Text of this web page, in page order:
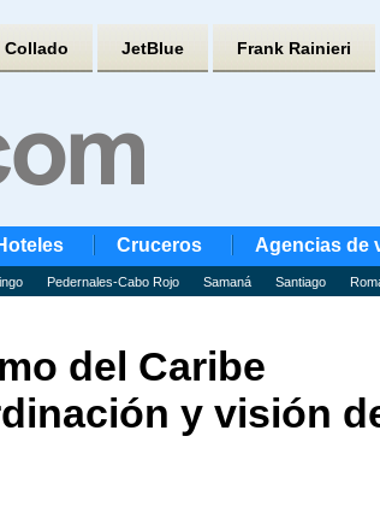
Collado JetBlue Frank Rainieri
Cruceros Agencias de
Pedernales-Cabo Rojo Samaná Santiago
del Caribe
y visión